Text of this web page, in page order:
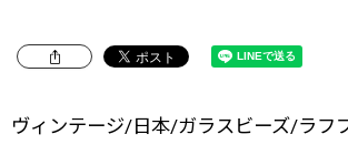
ヴィンテージ/日本/ガラスビーズ/ラフ